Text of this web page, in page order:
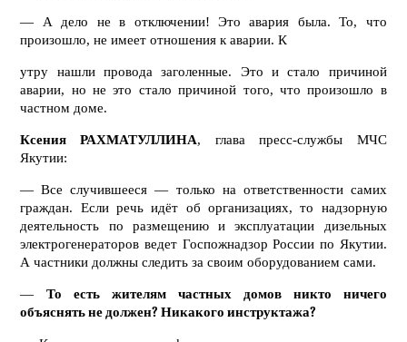
— А дело не в отключении! Это авария была. То, что
произошло, не имеет отношения к аварии. К
утру нашли провода заголенные. Это и стало причиной
аварии, но не это стало причиной того, что произошло в
частном доме.
Ксения РАХМАТУЛЛИНА, глава пресс-службы МЧС
Якутии:
— Все случившееся — только на ответственности самих
граждан. Если речь идёт об организациях, то надзорную
деятельность по размещению и эксплуатации дизельных
электрогенераторов ведет Госпожнадзор России по Якутии.
А частники должны следить за своим оборудованием сами.
—То есть жителям частных домов никто ничего
объяснять не должен? Никакого инструктажа?